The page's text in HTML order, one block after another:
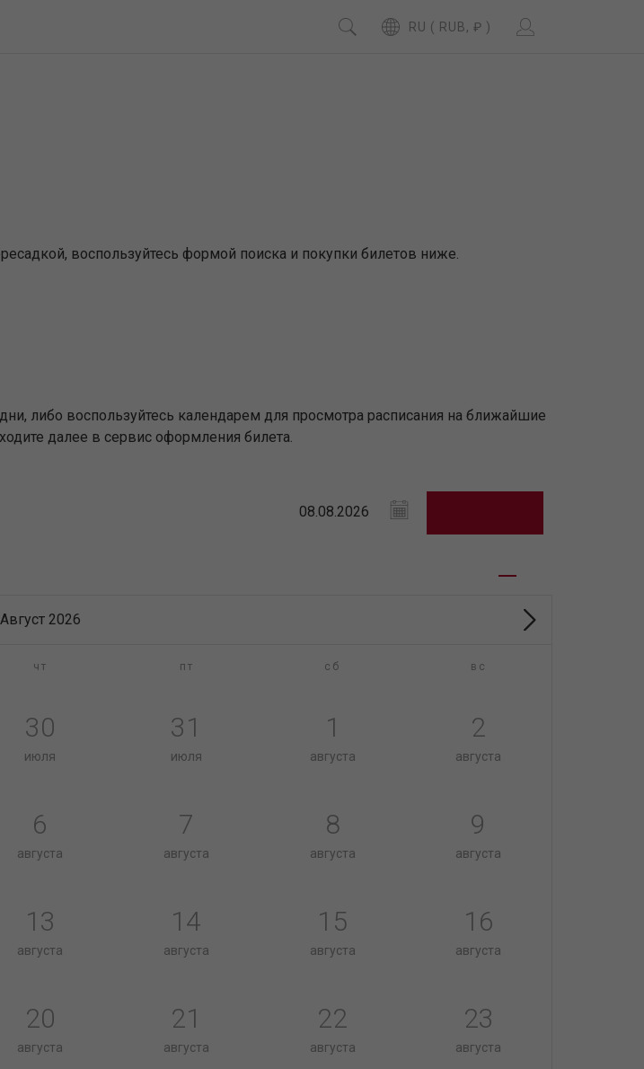
RU ( RUB, ₽ )
воспользуйтесь формой поиска и покупки билетов ниже.
либо воспользуйтесь календарем для просмотра расписания на ближайшие
далее в сервис оформления билета.
Август 2026
чт пт сб вс
30
июля
31
июля
1
августа
2
августа
6
августа
7
августа
8
августа
9
августа
13
августа
14
августа
15
августа
16
августа
20
августа
21
августа
22
августа
23
августа